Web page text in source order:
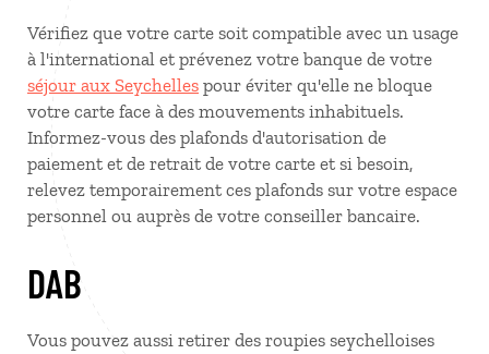
Vérifiez que votre carte soit compatible avec un usage
à l'international et prévenez votre banque de votre
séjour aux Seychelles pour éviter qu'elle ne bloque
votre carte face à des mouvements inhabituels.
Informez-vous des plafonds d'autorisation de
paiement et de retrait de votre carte et si besoin,
relevez temporairement ces plafonds sur votre espace
personnel ou auprès de votre conseiller bancaire.
DAB
Vous pouvez aussi retirer des roupies seychelloises